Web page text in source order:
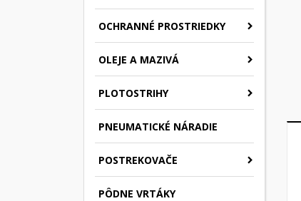
OCHRANNÉ PROSTRIEDKY
OLEJE A MAZIVÁ
PLOTOSTRIHY
PNEUMATICKÉ NÁRADIE
POSTREKOVAČE
PÔDNE VRTÁKY